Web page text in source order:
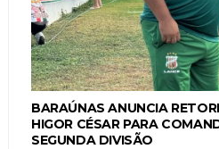
BARAÚNAS ANUNCIA
HIGOR CÉSAR PARA
SEGUNDA DIVISÃO